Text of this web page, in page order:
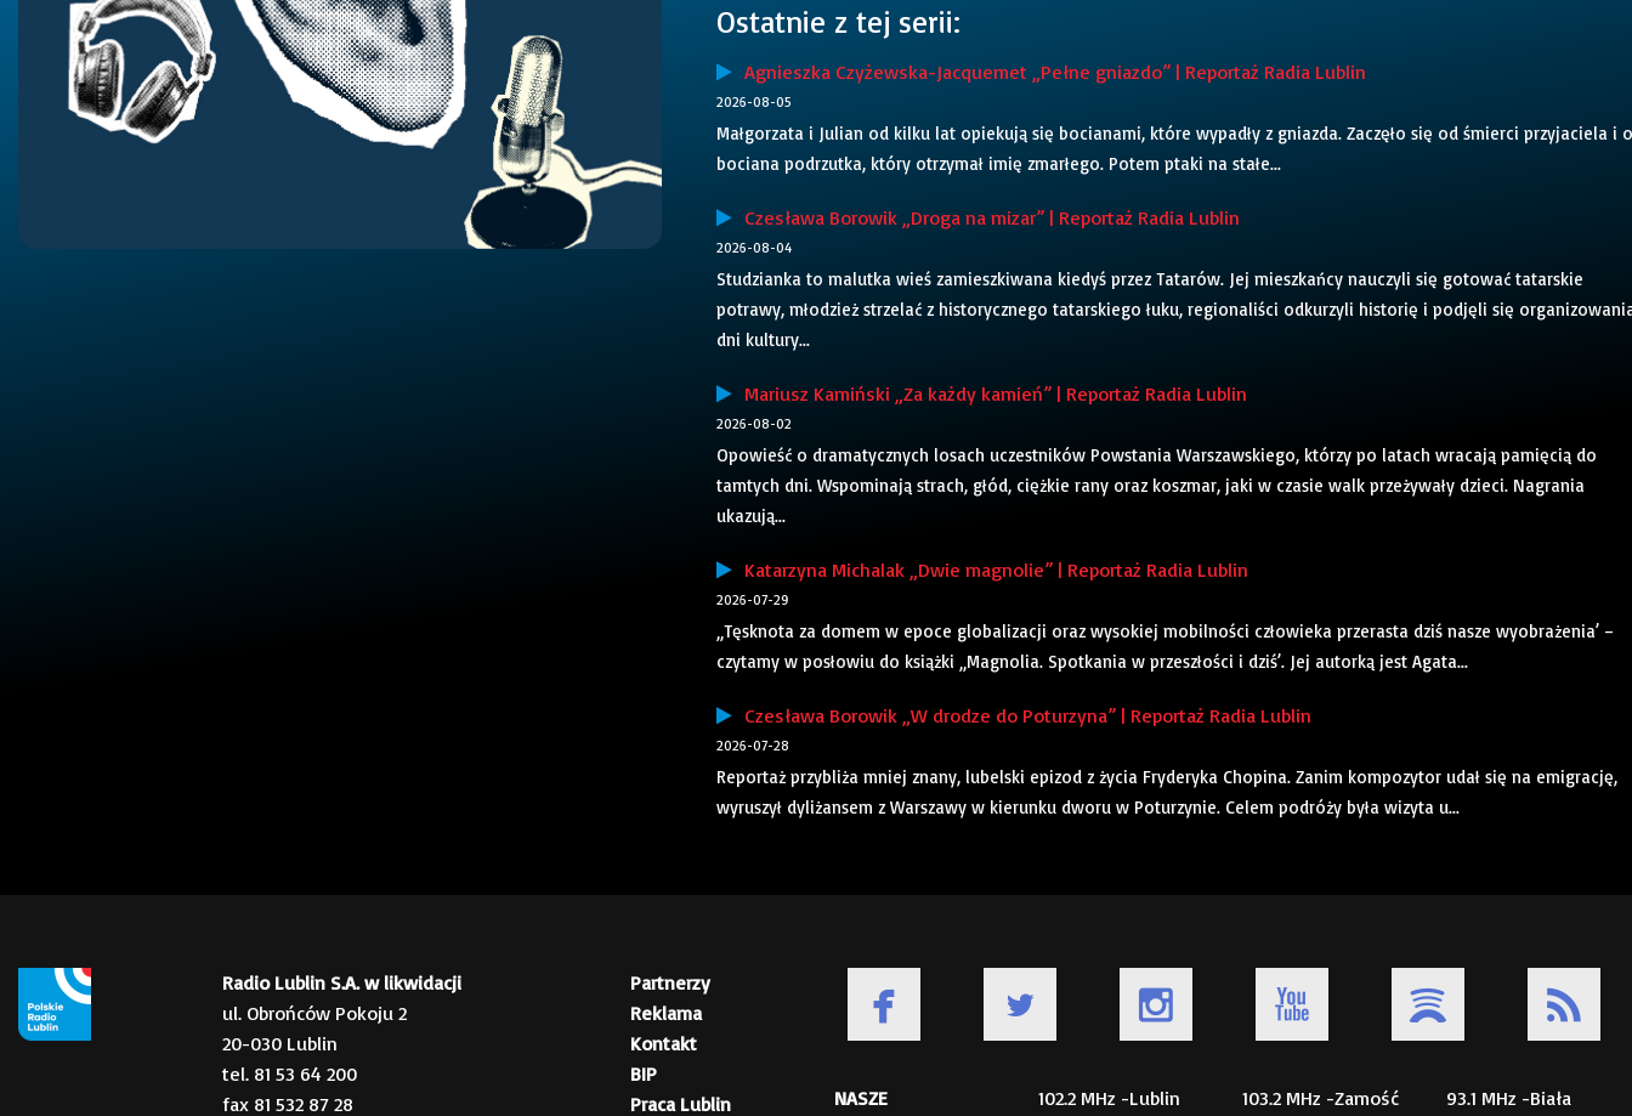
Ostatnie z tej serii:
Agnieszka Czyżewska-Jacquemet „Pełne gniazdo” | Reportaż Radia Lublin
2026-08-05
Małgorzata i Julian od kilku lat opiekują się bocianami, które wypadły z gniazda. Zaczęło się od śmierci przyjaciela i
bociana podrzutka, który otrzymał imię zmarłego. Potem ptaki na stałe...
Czesława Borowik „Droga na mizar” | Reportaż Radia Lublin
2026-08-04
Studzianka to malutka wieś zamieszkiwana kiedyś przez Tatarów. Jej mieszkańcy nauczyli się gotować tatarskie
potrawy, młodzież strzelać z historycznego tatarskiego łuku, regionaliści odkurzyli historię i podjęli się
dni kultury...
Mariusz Kamiński „Za każdy kamień” | Reportaż Radia Lublin
2026-08-02
Opowieść o dramatycznych losach uczestników Powstania Warszawskiego, którzy po latach wracają pamięcią do
tamtych dni. Wspominają strach, głód, ciężkie rany oraz koszmar, jaki w czasie walk przeżywały dzieci. Nagrania
ukazują...
Katarzyna Michalak „Dwie magnolie” | Reportaż Radia Lublin
2026-07-29
„Tęsknota za domem w epoce globalizacji oraz wysokiej mobilności człowieka przerasta dziś nasze wyobrażenia’ –
czytamy w posłowiu do książki „Magnolia. Spotkania w przeszłości i dziś’. Jej autorką jest Agata...
Czesława Borowik „W drodze do Poturzyna” | Reportaż Radia Lublin
2026-07-28
Reportaż przybliża mniej znany, lubelski epizod z życia Fryderyka Chopina. Zanim kompozytor udał się na emigrację,
wyruszył dyliżansem z Warszawy w kierunku dworu w Poturzynie. Celem podróży była wizyta u...
Radio Lublin S.A. w likwidacji
ul. Obrońców Pokoju 2
20-030 Lublin
tel. 81 53 64 200
fax 81 532 87 28
Partnerzy
Reklama
Kontakt
BIP
Praca Lublin
NASZE 102.2 MHz -Lublin 103.2 MHz -Zamość 93.1 MHz -Biała